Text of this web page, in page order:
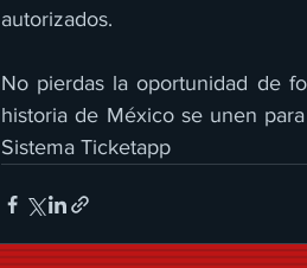
autorizados.
No pierdas la oportunidad de
historia de México se unen
Sistema Ticketapp